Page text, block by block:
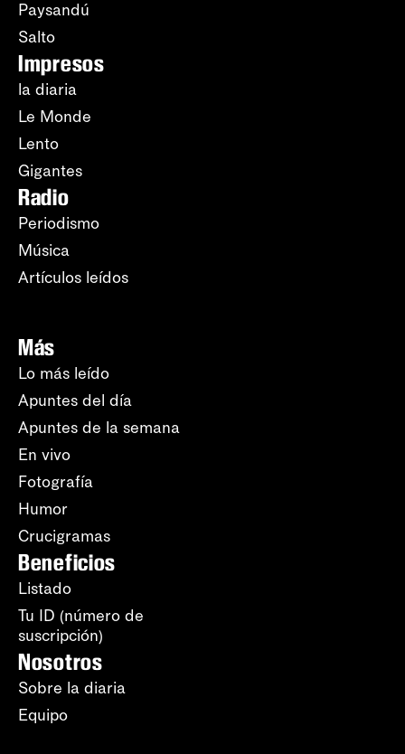
Paysandú
Salto
Impresos
la diaria
Le Monde
Lento
Gigantes
Radio
Periodismo
Música
Artículos leídos
Más
Lo más leído
Apuntes del día
Apuntes de la semana
En vivo
Fotografía
Humor
Crucigramas
Beneficios
Listado
Tu ID (número de
suscripción)
Nosotros
Sobre la diaria
Equipo